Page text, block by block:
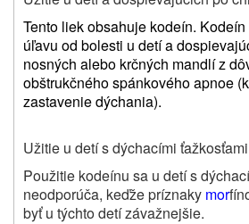
Tento liek obsahuje kodeín.
úľavu od bolesti u detí a
nosných alebo krčných mandlí z
obštrukčného spánkového apnoe
zastavenie dýchania).
Užitie u detí s dýchacími ťažkosťami
Použitie kodeínu sa u detí s
neodporúča, keďže príznaky mor
byť u týchto detí závažnejšie.